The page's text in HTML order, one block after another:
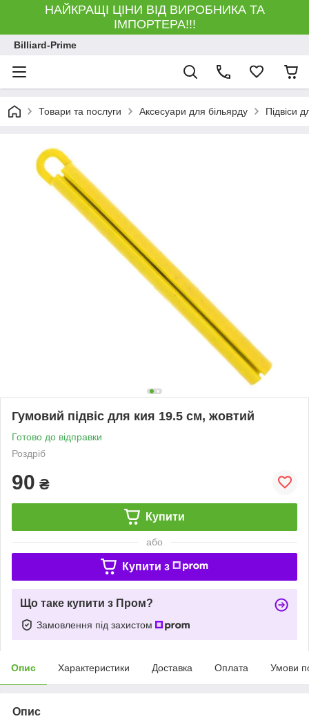
НАЙКРАЩІ ЦІНИ ВІД ВИРОБНИКА ТА
ІМПОРТЕРА!!!
Billiard-Prime
Товари та послуги Аксесуари для більярду Підвіси
Гумовий підвіс для кия 19.5 см, жовтий
Готово до відправки
Роздріб
90 ₴
Купити
або
Купити з
Що таке купити з Пром?
Замовлення під захистом
Опис Характеристики Доставка Оплата Умови
Опис